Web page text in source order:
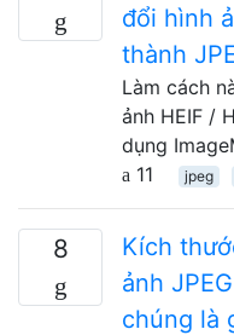
đổi hình
thành
Làm cách
ảnh HEIF /
dụng
11
jpeg
8
Kích
ảnh
chúng là